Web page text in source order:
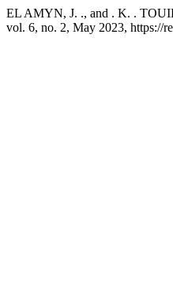
EL AMYN, J. ., and . K. .
vol. 6, no. 2, May 2023, https://